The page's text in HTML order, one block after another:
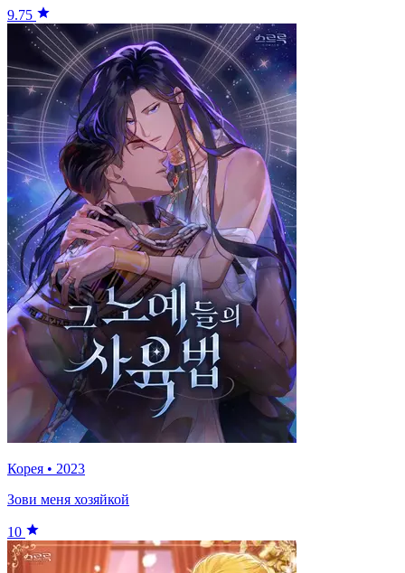
9.75
Корея • 2023
Зови меня хозяйкой
10